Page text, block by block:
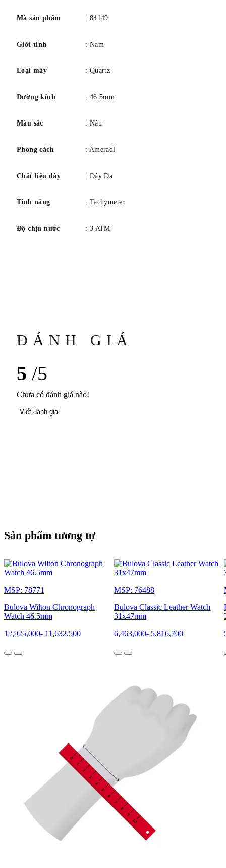
Mã sản phẩm : 84149
Giới tính : Nam
Loại máy : Quartz
Đường kính : 46.5mm
Màu sắc : Nâu
Phong cách : Ameradl
Chất liệu dây : Dây Da
Tính năng : Tachymeter
Độ chịu nước : 3 ATM
ĐÁNH GIÁ
5 /5
Chưa có đánh giá nào!
Viết đánh giá
Sản phẩm tương tự
MSP: 78771
Bulova Wilton Chronograph
Watch 46.5mm
12,925,000- 11,632,500
MSP: 76488
Bulova Classic Leather Watch
31x47mm
6,463,000- 5,816,700